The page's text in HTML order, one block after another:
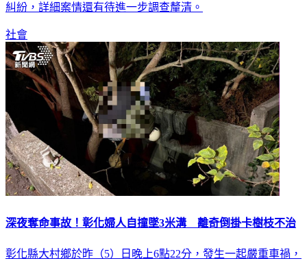
糾紛，詳細案情還有待進一步調查釐清。
社會
深夜奪命事故！彰化婦人自撞墜3米溝 離奇倒掛卡樹枝不治
彰化縣大村鄉於昨（5）日晚上6點22分，發生一起嚴重車禍，